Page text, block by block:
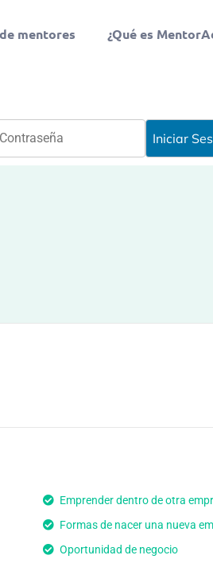
mentores ¿Qué es
Emprender dentro de otra
Formas de nacer una nueva
Oportunidad de negocio